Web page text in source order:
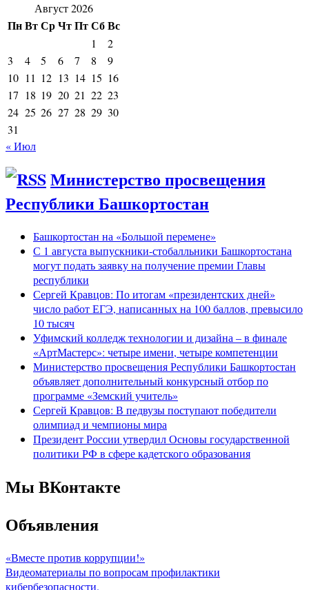
Август 2026
ПнВтСрЧтПтСбВс
1
2
3
4 5 6 7 8
9
10 11 12 13 14 15 16
17 18 19 20 21 22 23
24 25 26 27 28 29 30
31
« Июл
Министерство просвещения
Республики Башкортостан
Башкортостан на «Большой перемене»
С 1 августа выпускники-стобалльники Башкортостана
могут подать заявку на получение премии Главы
республики
Сергей Кравцов: По итогам «президентских дней»
число работ ЕГЭ, написанных на 100 баллов, превысило
10 тысяч
Уфимский колледж технологии и дизайна – в финале
«АртМастерс»: четыре имени, четыре компетенции
Министерство просвещения Республики Башкортостан
объявляет дополнительный конкурсный отбор по
программе «Земский учитель»
Сергей Кравцов: В педвузы поступают победители
олимпиад и чемпионы мира
Президент России утвердил Основы государственной
политики РФ в сфере кадетского образования
Мы ВКонтакте
Объявления
«Вместе против коррупции!»
Видеоматериалы по вопросам профилактики
кибербезопасности.